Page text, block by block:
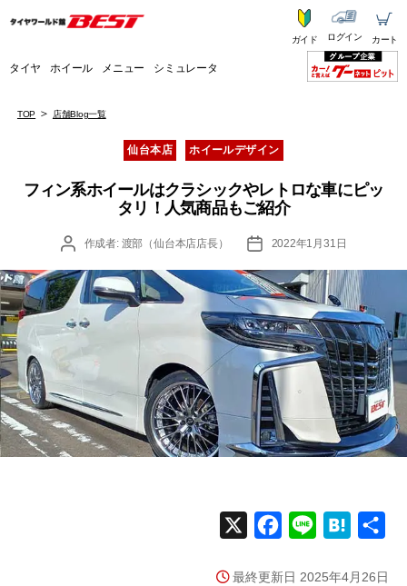
タイヤ ホイール メニュー シミュレータ
ガイド ログイン カート
TOP 店舗Blog一覧
カ
テ
リ
ー
仙台本店 ホイールデザイン
フィン系ホイールはクラシックやレトロな車にピッ
タリ！人気商品もご紹介
投
者
作成者: 渡部（仙台本店店長）
投
日
2022年1月31日
c
n
t
最終更新日 2025年4月26日